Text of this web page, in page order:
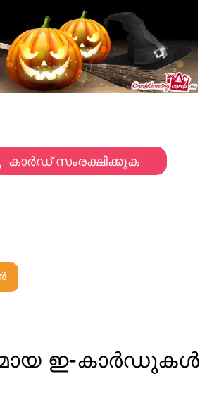
കാർഡ് സംരക്ഷിക്കുക
ഇ-കാർഡുകൾ